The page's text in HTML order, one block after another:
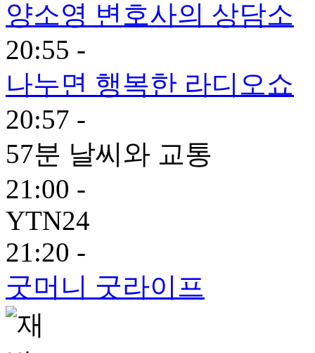
양소영 변호사의 상담소
20:55 -
나누면 행복한 라디오쇼
20:57 -
57분 날씨와 교통
21:00 -
YTN24
21:20 -
굿머니 굿라이프